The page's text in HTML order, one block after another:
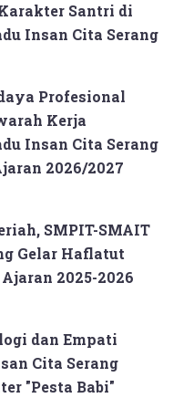
Santri di
Insan Cita Serang
Profesional
Kerja
Insan Cita Serang
2026/2027
SMPIT-SMAIT
Gelar Haflatut
2025-2026
dan Empati
Cita Serang
"Pesta Babi"